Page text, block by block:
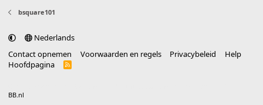
bsquare101
Nederlands
Contact opnemen
Voorwaarden en regels Privacybeleid
Help
Hoofdpagina
R
BB.nl